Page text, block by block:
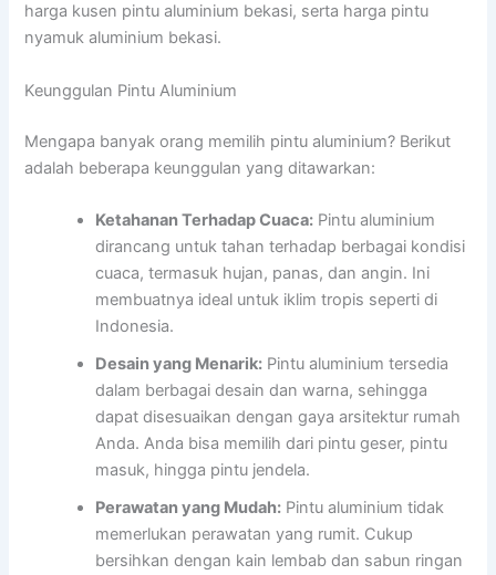
harga kusen pintu aluminium bekasi, serta harga pintu
nyamuk aluminium bekasi.
Keunggulan Pintu Aluminium
Mengapa banyak orang memilih pintu aluminium? Berikut
adalah beberapa keunggulan yang ditawarkan:
Ketahanan Terhadap Cuaca: Pintu aluminium
dirancang untuk tahan terhadap berbagai kondisi
cuaca, termasuk hujan, panas, dan angin. Ini
membuatnya ideal untuk iklim tropis seperti di
Indonesia.
Desain yang Menarik: Pintu aluminium tersedia
dalam berbagai desain dan warna, sehingga
dapat disesuaikan dengan gaya arsitektur rumah
Anda. Anda bisa memilih dari pintu geser, pintu
masuk, hingga pintu jendela.
Perawatan yang Mudah: Pintu aluminium tidak
memerlukan perawatan yang rumit. Cukup
bersihkan dengan kain lembab dan sabun ringan